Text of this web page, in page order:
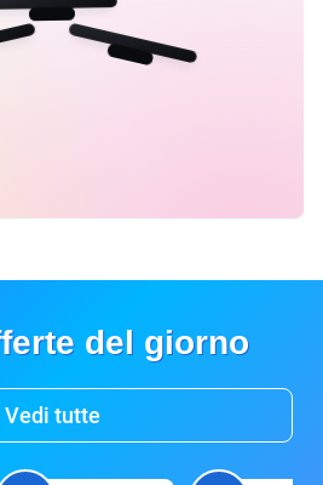
del giorno
Vedi tutte